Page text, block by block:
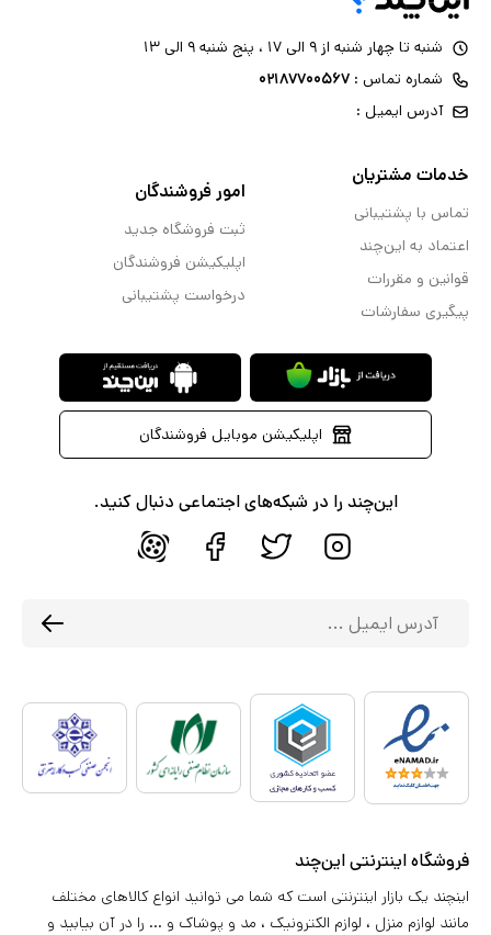
شنبه تا چهار شنبه از ۹ الی ۱۷ ، پنج شنبه ۹ الی ۱۳
شماره تماس : ۰۲۱۸۷۷۰۰۵۶۷
آدرس ایمیل :
خدمات مشتریان
تماس با پشتیبانی
اعتماد به این‌چند
قوانین و مقررات
پیگیری سفارشات
امور فروشندگان
ثبت فروشگاه جدید
اپلیکیشن فروشندگان
درخواست پشتیبانی
اپلیکیشن موبایل فروشندگان
این‌چند را در شبکه‌های اجتماعی دنبال کنید.
فروشگاه اینترنتی این‌چند
اینچند یک بازار اینترنتی است که شما می توانید انواع کالاهای مختلف
مانند لوازم منزل ، لوازم الکترونیک ، مد و پوشاک و ... را در آن بیابید و